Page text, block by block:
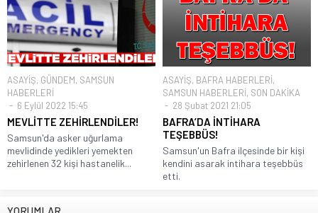
ASAYİŞ, GÜNDEM, SAMSUN
HABERLERİ
6 Eylül 2022 15:45
MEVLİTTE ZEHİRLENDİLER!
Samsun'da asker uğurlama
mevlidinde yedikleri yemekten
zehirlenen 32 kişi hastanelik...
ASAYİŞ, BAFRA HABERLERİ,
SAMSUN HABERLERİ, SON DAKİKA
28 Şubat 2021 21:05
BAFRA’DA İNTİHARA
TEŞEBBÜS!
Samsun'un Bafra ilçesinde bir kişi
kendini asarak intihara teşebbüs
etti.